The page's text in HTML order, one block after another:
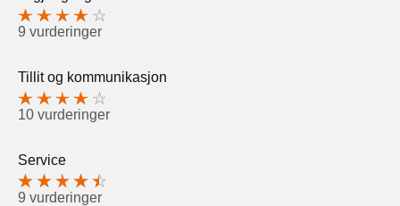
9 vurderinger
Tillit og kommunikasjon
10 vurderinger
Service
9 vurderinger